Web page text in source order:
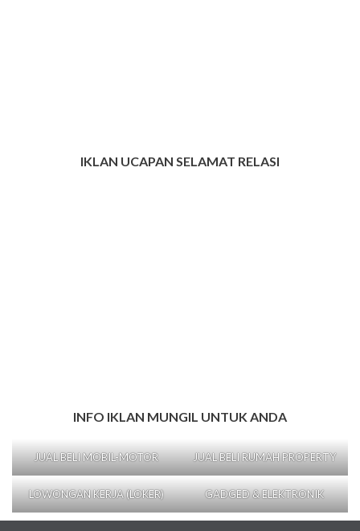
IKLAN UCAPAN SELAMAT RELASI
INFO IKLAN MUNGIL UNTUK ANDA
JUAL BELI MOBIL-MOTOR JUAL BELI RUMAH PROPERTY
LOWONGAN KERJA (LOKER) GADGED & ELEKTRONIK